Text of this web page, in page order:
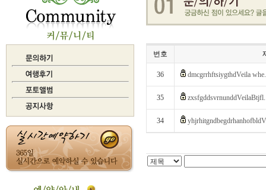
번호
36 dmcgrrhftsiygthdVeila
35
34